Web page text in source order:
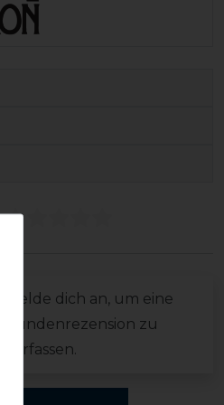
Melde dich an, um eine
Kundenrezension zu
verfassen.